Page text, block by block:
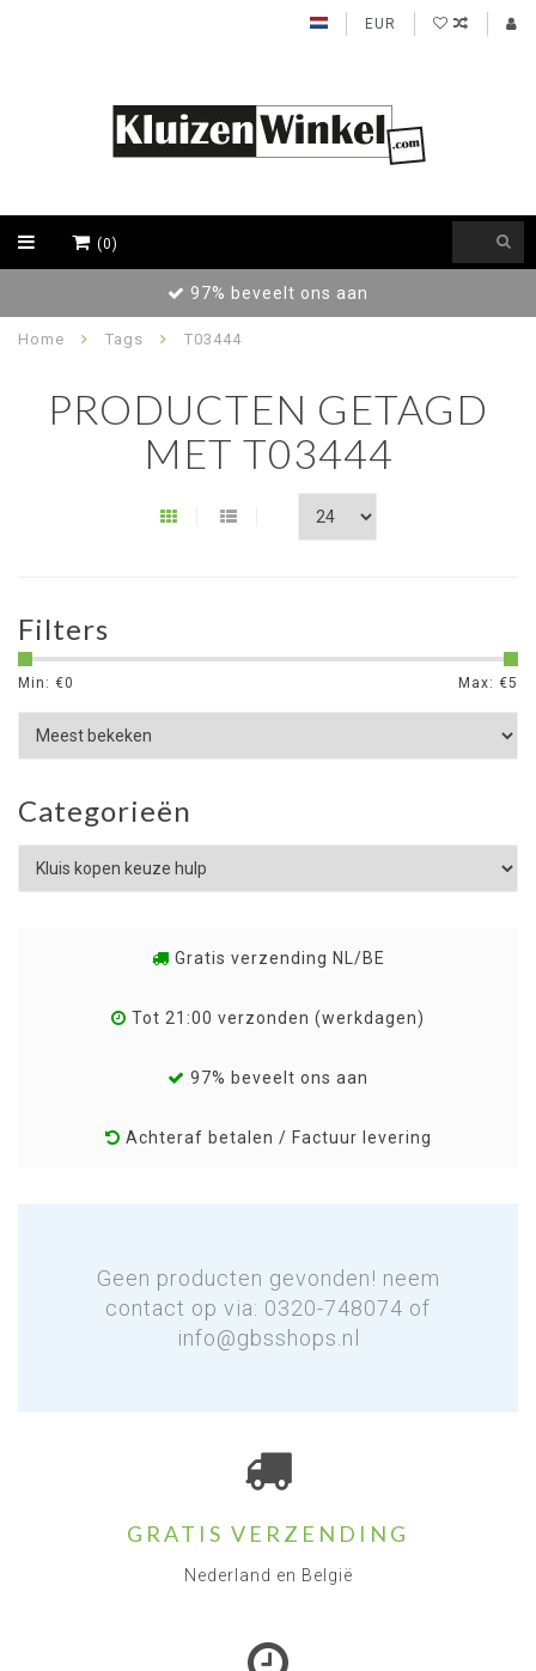
EUR
(0)
Achteraf betalen /
Home Tags T03444
PRODUCTEN GETAGD
MET T03444
Filters
Min: €0 Max: €5
Categorieën
Gratis verzending NL/BE
Tot 21:00 verzonden (werkdagen)
97% beveelt ons aan
Achteraf betalen / Factuur levering
Geen producten gevonden! neem
contact op via: 0320-748074 of
info@gbsshops.nl
GRATIS VERZENDING
Nederland en België